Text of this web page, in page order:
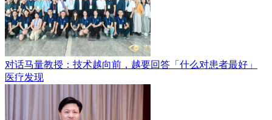
对话马量教授：技术越向前，越要回答「什么对患者最好」
医疗发现